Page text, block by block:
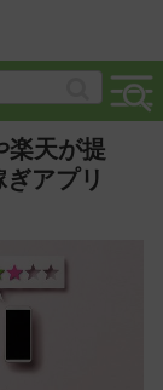
楽天が提
アプリ